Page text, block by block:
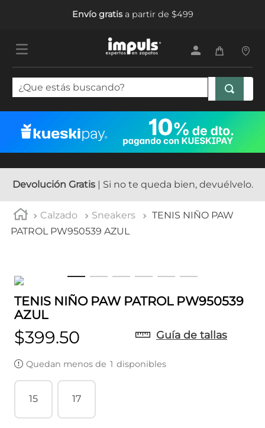
Envío gratisa partir de $499
¿Que estás buscando?
Devolución Gratis| Si no te queda bien, devuélvelo.
Calzado Sneakers
TENIS NIÑO PAW
PATROL PW950539 AZUL
TENIS NIÑO PAW PATROL PW950539
AZUL
$399.50 Guía de tallas
Quedan menos de 1 disponibles
15 17
1.
sandalias mujer
tenis hombre
5. tenis